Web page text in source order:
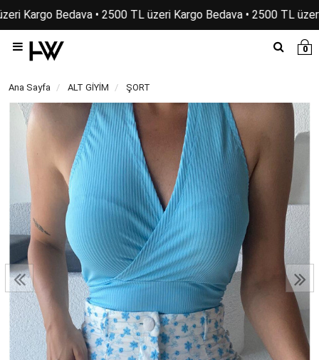
Kargo Bedava • 2500 TL üzeri Kargo Bedava • 2500 TL
0
Ana Sayfa ALT GİYİM ŞORT